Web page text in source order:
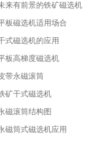
来有前景的铁矿磁选机
板磁选机适用场合
式磁选机的应用
板高梯度磁选机
带永磁滚筒
矿干式磁选机
磁滚筒结构图
磁筒式磁选机应用